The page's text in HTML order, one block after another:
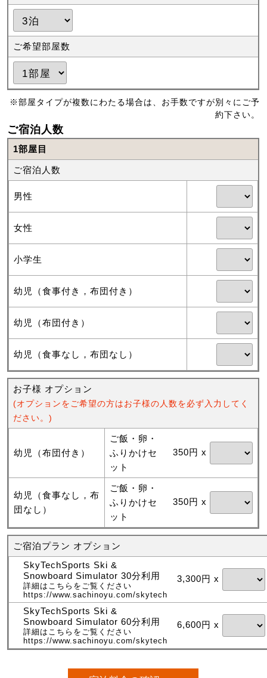
ご希望部屋数
※部屋タイプが複数にわたる場合は、お手数ですが別々にご予
約下さい。
ご宿泊人数
1部屋目
ご宿泊人数
男性
女性
小学生
幼児（食事付き，布団付き）
幼児（布団付き）
幼児（食事なし，布団なし）
お子様 オプション
(オプションをご希望の方はお子様の人数を必ず入力してく
ださい。)
幼児（布団付き）
ご飯・卵・
ふりかけセ
ット
350円 x
幼児（食事なし，布
団なし）
ご飯・卵・
ふりかけセ
ット
350円 x
ご宿泊プラン オプション
SkyTechSports Ski &
Snowboard Simulator 30分利用
詳細はこちらをご覧ください
https://www.sachinoyu.com/skytech
3,300円 x
SkyTechSports Ski &
Snowboard Simulator 60分利用
詳細はこちらをご覧ください
https://www.sachinoyu.com/skytech
6,600円 x